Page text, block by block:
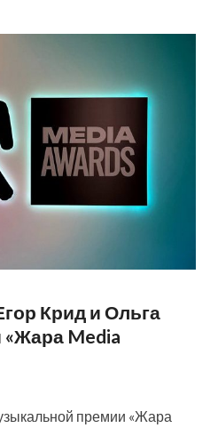
Крид и Ольга
«Жара Media
премии «Жара